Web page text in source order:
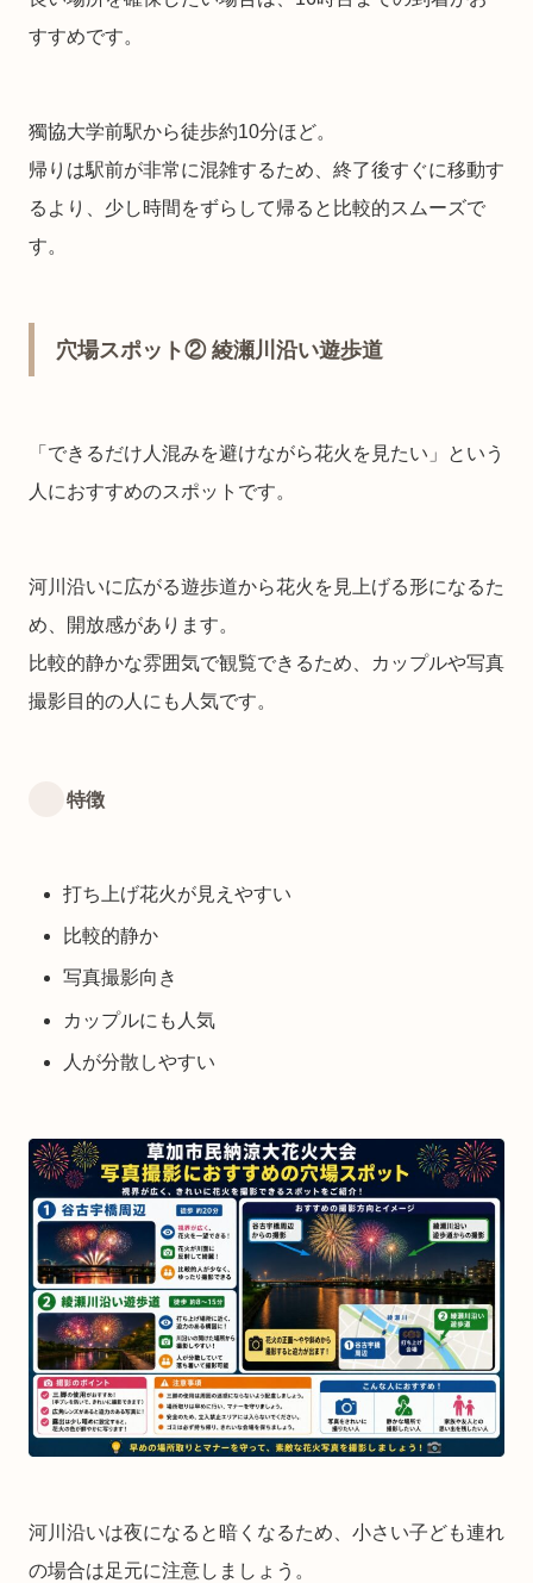
すすめです。
獨協大学前駅から徒歩約10分ほど。
帰りは駅前が非常に混雑するため、終了後すぐに移動す
るより、少し時間をずらして帰ると比較的スムーズで
す。
穴場スポット② 綾瀬川沿い遊歩道
「できるだけ人混みを避けながら花火を見たい」という
人におすすめのスポットです。
河川沿いに広がる遊歩道から花火を見上げる形になるた
め、開放感があります。
比較的静かな雰囲気で観覧できるため、カップルや写真
撮影目的の人にも人気です。
特徴
打ち上げ花火が見えやすい
比較的静か
写真撮影向き
カップルにも人気
人が分散しやすい
河川沿いは夜になると暗くなるため、小さい子ども連れ
の場合は足元に注意しましょう。